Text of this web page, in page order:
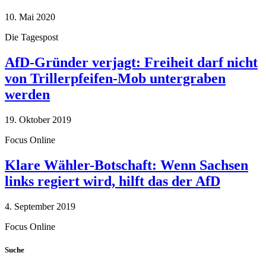
10. Mai 2020
Die Tagespost
AfD-Gründer verjagt: Freiheit darf nicht
von Trillerpfeifen-Mob untergraben
werden
19. Oktober 2019
Focus Online
Klare Wähler-Botschaft: Wenn Sachsen
links regiert wird, hilft das der AfD
4. September 2019
Focus Online
Suche